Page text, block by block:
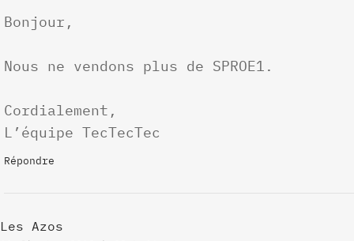
Bonjour,
Nous ne vendons plus de SPROE1.
Cordialement,
L’équipe TecTecTec
Répondre
Les Azos